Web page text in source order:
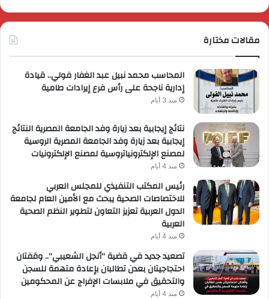
مقالات مختارة
المحاسب محمد نبيل عبد الغفار فولي.. قيادة
إدارية ناجحة على رأس فرع إيرادات طامية
منذ 3 أيام
نتائج إيجابية بعد زيارة وفد الجامعة المصرية النتائج
إيجابية بعد زيارة وفد الجامعة المصرية الروسية
لمصنع الإلكترونياتروسية لمصنع الإلكترونيات
منذ 4 أيام
رئيس المكتب التنفيذي للمجلس العربي
للاختصاصات الصحية يبحث مع الأمين العام لجامعة
الدول العربية تعزيز التعاون لتطوير النظم الصحية
العربية
منذ 4 أيام
تصعيد جديد في قضية “أنجل الشعيبي”.. وقفتان
احتجاجيتان بعدن تطالبان بإعادة متهمة للسجن
والتحقيق في ملابسات الإفراج عن المحكومين
منذ 4 أيام